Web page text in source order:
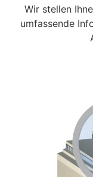
Wir stellen
umfassende